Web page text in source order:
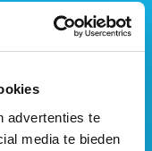
advertenties te
media te bieden
opslaan?
vastgoednieuws.